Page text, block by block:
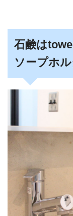
石鹸は
ソープホ